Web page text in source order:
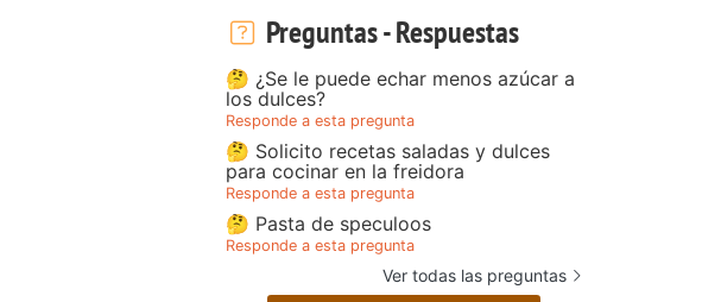
Preguntas - Respuestas
🤔 ¿Se le puede echar menos azúcar a
los dulces?
Responde a esta pregunta
🤔 Solicito recetas saladas y dulces
para cocinar en la freidora
Responde a esta pregunta
🤔 Pasta de speculoos
Responde a esta pregunta
Ver todas las preguntas